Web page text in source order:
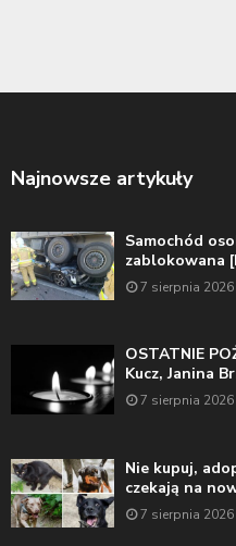
Najnowsze artykuły
Samochód
zablokowana
7 sierpnia 2026
OSTATNIE
Kucz, Janina
7 sierpnia 2026
Nie kupuj,
czekają na
7 sierpnia 2026